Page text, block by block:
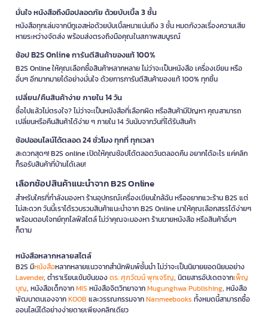
มั่นใจ หนังสือถึงมือปลอดภัย ด้วยบับเบิ้ล 3 ชั้น
หนังสือทุกเล่มจากบีทูเอสห่อด้วยบับเบิ้ลหนาแน่นถึง 3 ชั้น หมดกังวลเรื่องความเสีย
หายระหว่างจัดส่ง พร้อมส่งตรงถึงมือคุณในสภาพสมบูรณ์
ช้อป B2S Online การันตีสินค้าของแท้ 100%
B2S Online ให้คุณเลือกซื้อสินค้าหลากหลาย ไม่ว่าจะเป็นหนังสือ เครื่องเขียน หรือ
อื่นๆ อีกมากมายได้อย่างมั่นใจ ด้วยการการันตีสินค้าของแท้ 100% ทุกชิ้น
เปลี่ยน/คืนสินค้าง่าย ภายใน 14 วัน
ซื้อไปแล้วไม่ตรงใจ? ไม่ว่าจะเป็นหนังสือที่เลือกผิด หรือสินค้ามีปัญหา คุณสามารถ
เปลี่ยนหรือคืนสินค้าได้ง่าย ๆ ภายใน 14 วันนับจากวันที่ได้รับสินค้า
ช้อปออนไลน์ได้ตลอด 24 ชั่วโมง ทุกที่ ทุกเวลา
สะดวกสุดๆ! B2S online เปิดให้คุณช้อปได้ตลอดวันตลอดคืน อยากได้อะไร แค่คลิก
ก็รอรับสินค้าที่บ้านได้เลย!
เลือกช้อปสินค้าแนะนำจาก B2S Online
สำหรับใครที่กำลังมองหา ร้านอุปกรณ์เครื่องเขียนใกล้ฉัน หรืออยากแวะร้าน B2S แต่
ไม่สะดวก วันนี้เราได้รวบรวมสินค้าแนะนำจาก B2S Online มาให้คุณเลือกสรรได้ง่ายๆ
พร้อมตอบโจทย์ทุกไลฟ์สไตล์ ไม่ว่าคุณจะมองหา ร้านขายหนังสือ หรือสินค้าอื่นๆ
ก็ตาม
หนังสือหลากหลายสไตล์
B2S มีหนังสือหลากหลายแนวจากสำนักพิมพ์ชั้นนำ ไม่ว่าจะเป็นนิยายยอดนิยมอย่าง
Lavender, ตำราเรียนเข้มข้นของดร. ศุภวัฒน์ พุกเจริญ, นิตยสารอัปเดตจากเพ็ญ
บุญ, หนังสือเด็กจากMIS หนังสือจิตวิทยาจากMugunghwa Publishing, หนังสือ
พัฒนาตนเองจากKOOB และวรรณกรรมจากNanmeebooks ทั้งหมดนี้สามารถซื้อ
ออนไลน์ได้อย่างง่ายดายเพียงคลิกเดียว